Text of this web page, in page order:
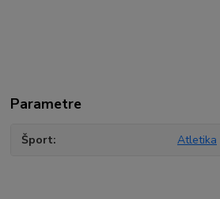
Parametre
Šport Atletika